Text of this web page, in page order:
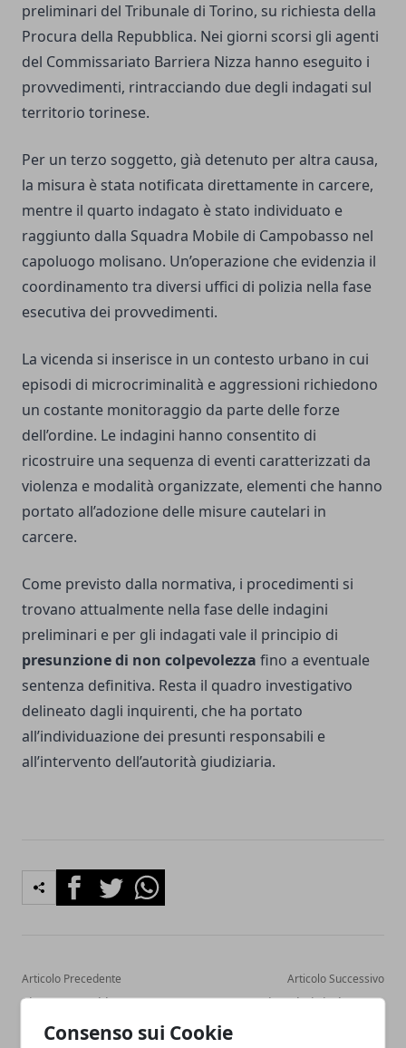
Consenso sui Cookie
preliminari del Tribunale di Torino, su richiesta della
Procura della Repubblica. Nei giorni scorsi gli agenti
del Commissariato Barriera Nizza hanno eseguito i
provvedimenti, rintracciando due degli indagati sul
territorio torinese.
Per un terzo soggetto, già detenuto per altra causa,
la misura è stata notificata direttamente in carcere,
mentre il quarto indagato è stato individuato e
raggiunto dalla Squadra Mobile di Campobasso nel
capoluogo molisano. Un’operazione che evidenzia il
coordinamento tra diversi uffici di polizia nella fase
esecutiva dei provvedimenti.
La vicenda si inserisce in un contesto urbano in cui
episodi di microcriminalità e aggressioni richiedono
un costante monitoraggio da parte delle forze
dell’ordine. Le indagini hanno consentito di
ricostruire una sequenza di eventi caratterizzati da
violenza e modalità organizzate, elementi che hanno
portato all’adozione delle misure cautelari in
carcere.
Come previsto dalla normativa, i procedimenti si
trovano attualmente nella fase delle indagini
preliminari e per gli indagati vale il principio di
presunzione di non colpevolezza fino a eventuale
sentenza definitiva. Resta il quadro investigativo
delineato dagli inquirenti, che ha portato
all’individuazione dei presunti responsabili e
all’intervento dell’autorità giudiziaria.
FacebookTwitterWhatsapp
Articolo Precedente
Sicurezza sul lavoro a
manifattura cresce
Articolo Successivo
UniTo al Vinitaly 2026: